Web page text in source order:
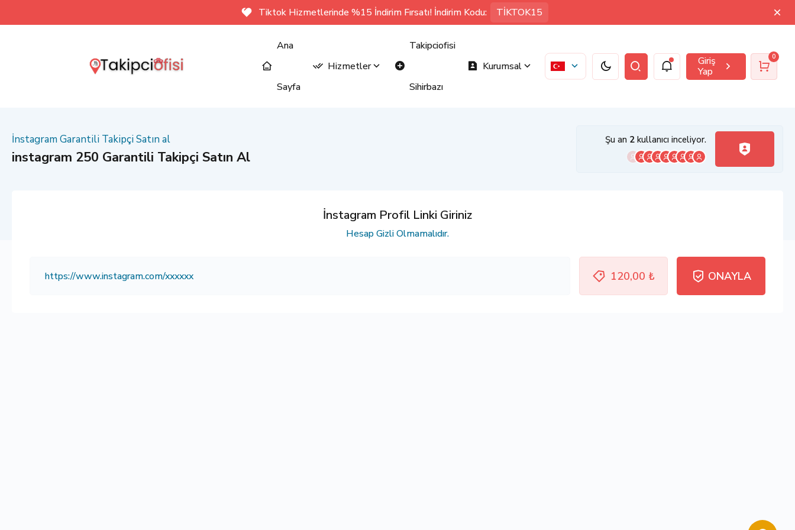
Tiktok Hizmetlerinde %15 İndirim Fırsatı! İndirim Kodu: TİKTOK15
Ana
Sayfa
Hizmetler
Takipciofisi
Sihirbazı
Kurumsal
Giriş
Yap
0
İnstagram Garantili Takipçi Satın al
instagram 250 Garantili Takipçi Satın Al
Şu an 2 kullanıcı inceliyor.
İnstagram Profil Linki Giriniz
Hesap Gizli Olmamalıdır.
120,00 ₺ ONAYLA